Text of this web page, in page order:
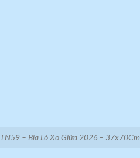
TN59 – Bìa Lò Xo Giữa 2026 – 37x70Cm